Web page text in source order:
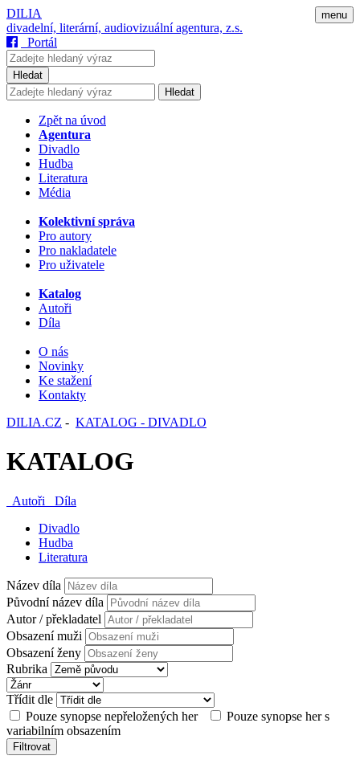
menu
DILIA
divadelní, literární, audiovizuální agentura, z.s.
Portál
Hledat
Hledat
Zpět na úvod
Agentura
Divadlo
Hudba
Literatura
Média
Kolektivní správa
Pro autory
Pro nakladatele
Pro uživatele
Katalog
Autoři
Díla
O nás
Novinky
Ke stažení
Kontakty
DILIA.CZ - KATALOG - DIVADLO
KATALOG
Autoři
Díla
Divadlo
Hudba
Literatura
Název díla
Původní název díla
Autor / překladatel
Obsazení muži
Obsazení ženy
Rubrika
Třídit dle
Pouze synopse nepřeložených her
Pouze synopse her s
variabilním obsazením
Filtrovat